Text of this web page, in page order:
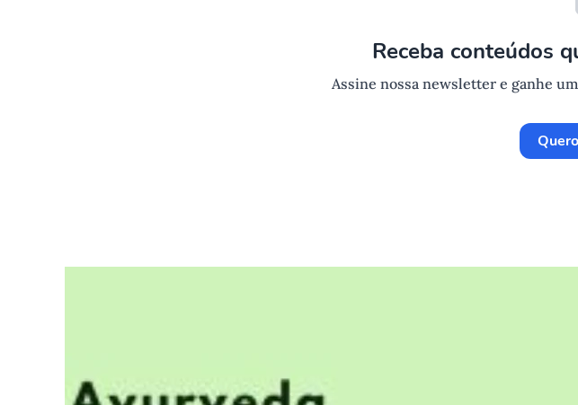
Receba conteúdos
Assine nossa newsletter e ganhe